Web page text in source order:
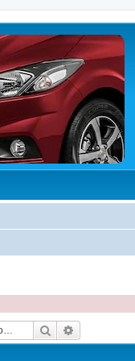
Buscar